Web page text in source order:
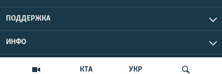
КТА УКР
ПОДДЕРЖКА
ИНФО
Copyright Крым.Реалии, 2026 | Все права защищены.
UTC+3